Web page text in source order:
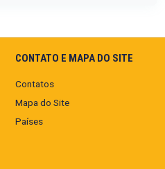
CONTATO E MAPA DO SITE
Contatos
Mapa do Site
Países